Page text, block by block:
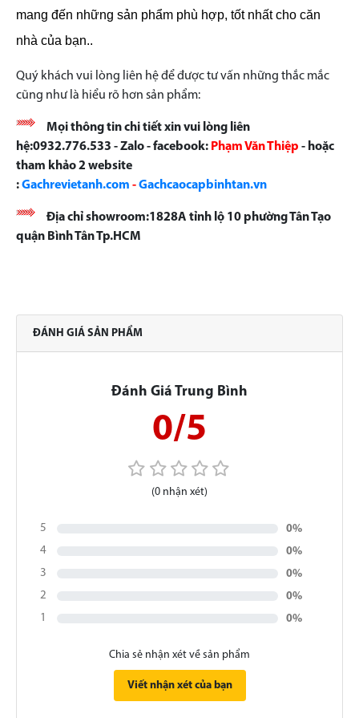
mang đến những sản phẩm phù hợp, tốt nhất cho căn
nhà của bạn..
Quý khách vui lòng liên hệ để được tư vấn những thắc mắc
cũng như là hiểu rõ hơn sản phẩm:
Mọi thông tin chi tiết xin vui lòng liên
hệ:0932.776.533 - Zalo - facebook: Phạm Văn Thiệp - hoặc
tham khảo 2 website
:Gachrevietanh.com -Gachcaocapbinhtan.vn
Địa chỉ showroom:1828A tỉnh lộ 10 phường Tân Tạo
quận Bình Tân Tp.HCM
ĐÁNH GIÁ SẢN PHẨM
Đánh Giá Trung Bình
0/5
(0 nhận xét)
5
0%
4
0%
3
0%
2
0%
1
0%
Chia sẻ nhận xét về sản phẩm
Viết nhận xét của bạn